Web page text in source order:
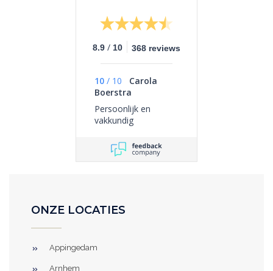
8.9 / 10 368 reviews
10 / 10
Carola
Boerstra
Persoonlijk en
vakkundig
ONZE LOCATIES
Appingedam
Arnhem